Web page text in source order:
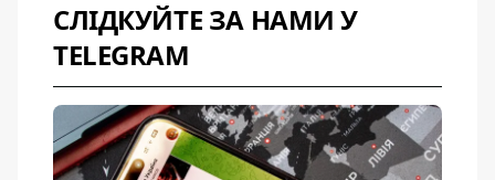
СЛІДКУЙТЕ ЗА НАМИ У
TELEGRAM